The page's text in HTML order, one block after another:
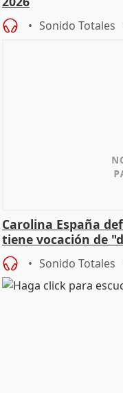
Sonido Totales
Carolina España
tiene vocación de
Sonido Totales